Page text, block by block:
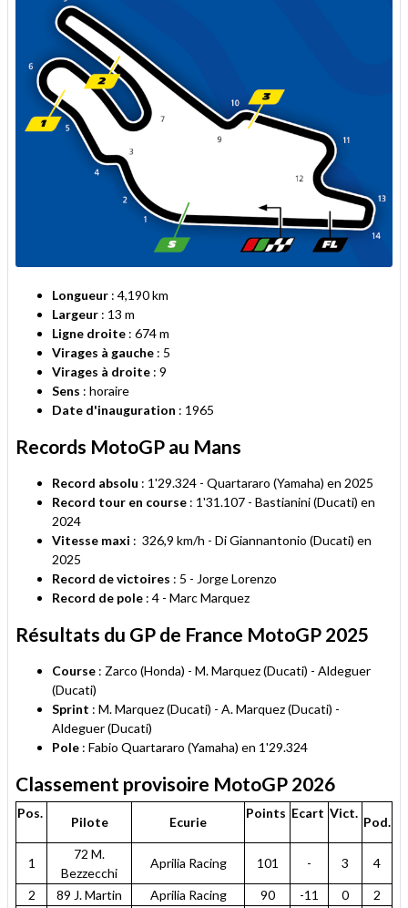
Longueur : 4,190 km
Largeur : 13 m
Ligne droite : 674 m
Virages à gauche : 5
Virages à droite : 9
Sens : horaire
Date d'inauguration : 1965
Records MotoGP au Mans
Record absolu : 1'29.324 - Quartararo (Yamaha) en 2025
Record tour en course : 1'31.107 - Bastianini (Ducati) en
2024
Vitesse maxi : 326,9 km/h - Di Giannantonio (Ducati) en
2025
Record de victoires : 5 - Jorge Lorenzo
Record de pole : 4 - Marc Marquez
Résultats du GP de France MotoGP 2025
Course : Zarco (Honda) - M. Marquez (Ducati) - Aldeguer
(Ducati)
Sprint : M. Marquez (Ducati) - A. Marquez (Ducati) -
Aldeguer (Ducati)
Pole : Fabio Quartararo (Yamaha) en 1'29.324
Classement provisoire MotoGP 2026
Pos.
Pilote Ecurie
Points Ecart Vict.
Pod.
1
72 M.
Bezzecchi
Aprilia Racing 101 - 3 4
2 89 J. Martin Aprilia Racing 90 -11 0 2